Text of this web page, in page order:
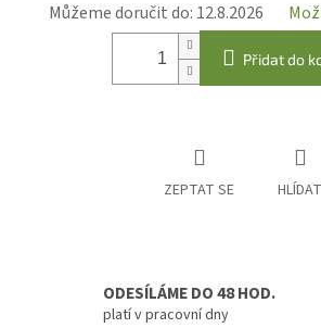
Můžeme doručit do: 12.8.2026
Přidat do
ZEPTAT SE HLÍDAT
ODESÍLÁME DO 48 HOD.
platí v pracovní dny